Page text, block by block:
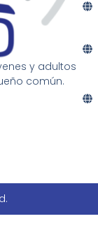
y adultos
común.